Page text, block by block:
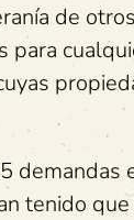
de
demandas
tenido